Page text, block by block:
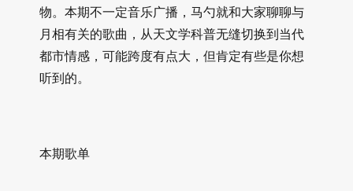
物。本期不一定音乐广播，马勺就和大家聊聊与
月相有关的歌曲，从天文学科普无缝切换到当代
都市情感，可能跨度有点大，但肯定有些是你想
听到的。
本期歌单